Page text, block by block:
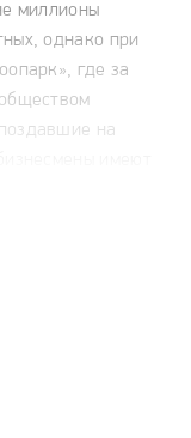
миллионы
однако при
где за
на
имеют
самое
размером
тем более
чем такси